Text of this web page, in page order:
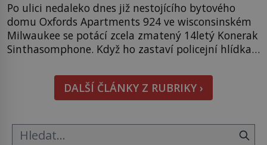
Po ulici nedaleko dnes již nestojícího bytového
domu Oxfords Apartments 924 ve wisconsinském
Milwaukee se potácí zcela zmatený 14letý Konerak
Sinthasomphone. Když ho zastaví policejní hlídka,
Strážníci ho dopraví zpět do udaného bytu. Oním
„kamarádem“ je ovšem jeden z nejslavnějších
vrahů, Jeffrey Dahmer (1960–1994). Je 27. května
DALŠÍ ČLÁNKY Z RUBRIKY ›